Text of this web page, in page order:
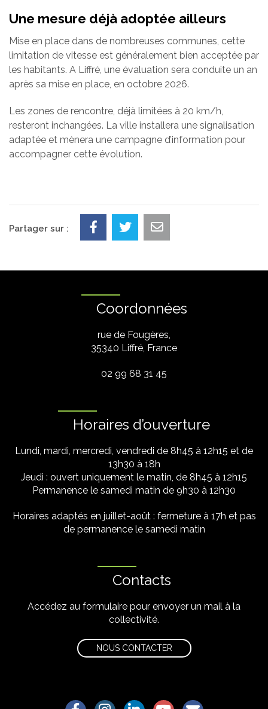
Une mesure déjà adoptée ailleurs
Mise en place dans de nombreuses communes, cette
limitation de vitesse est généralement bien acceptée par
les habitants. A Liffré, une évaluation sera conduite un an
après sa mise en place, en octobre 2026.
Les zones de rencontre, déjà limitées à 20 km/h,
resteront inchangées. La ville installera une signalisation
adaptée et mènera une campagne d’information pour
accompagner cette évolution.
Partager sur :
Coordonnées
rue de Fougères,
35340 Liffré, France
02 99 68 31 45
Horaires d’ouverture
Lundi, mardi, mercredi, vendredi de 8h45 à 12h15 et de
13h30 à 18h
Jeudi : ouvert uniquement le matin, de 8h45 à 12h15
Permanence le samedi matin de 9h30 à 12h30
Horaires adaptés en juillet-août : fermeture à 17h et pas
de permanence le samedi matin
Contacts
Accédez au formulaire pour envoyer un mail à la
collectivité.
NOUS CONTACTER
Lien vers le compte Facebook
Lien vers le compte Instagram
Lien vers le compte Linkedin
Lien vers la chaîne
S'aWonner à